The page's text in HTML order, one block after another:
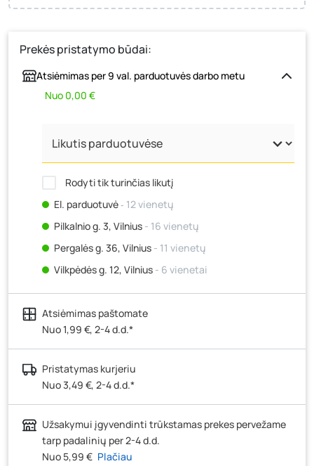
Prekės pristatymo būdai:
Atsiėmimas per 9 val. parduotuvės darbo metu
Nuo 0,00 €
Rodyti tik turinčias likutį
El. parduotuvė‐ 12 vienetų
Pilkalnio g. 3, Vilnius - 16 vienetų
Pergalės g. 36, Vilnius - 11 vienetų
Vilkpėdės g. 12, Vilnius - 6 vienetai
Ateities g. 15, Vilnius- 15 vienetų
Kauno r., Narsiečių k., Vytauto g. 183, Kaunas
vienetų
Šilutės pl. 83A, Klaipėda- 6 vienetai
Pramonės g. 7, Šiauliai
Klaipėdos g. 170R, Panevėžys
J. Basanavičiaus g. 6, Utena
Novočėbės k. 3, Kėdainiai
Atsiėmimas paštomate
Nuo 1,99 €, 2-4 d.d.*
Pristatymas kurjeriu
Nuo 3,49 €, 2-4 d.d.*
Užsakymui įgyvendinti trūkstamas prekes pervežame
tarp padalinių per 2-4 d.d.
Nuo 5,99 € Plačiau